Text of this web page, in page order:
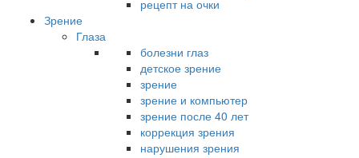
рецепт на очки
Зрение
Глаза
болезни глаз
детское зрение
зрение
зрение и компьютер
зрение после 40 лет
коррекция зрения
нарушения зрения